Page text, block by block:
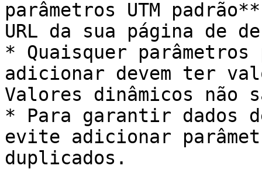
parâmetros UTM
URL da sua página de
* Quaisquer
adicionar devem ter
Valores dinâmicos não
* Para garantir dados
evite adicionar
duplicados.